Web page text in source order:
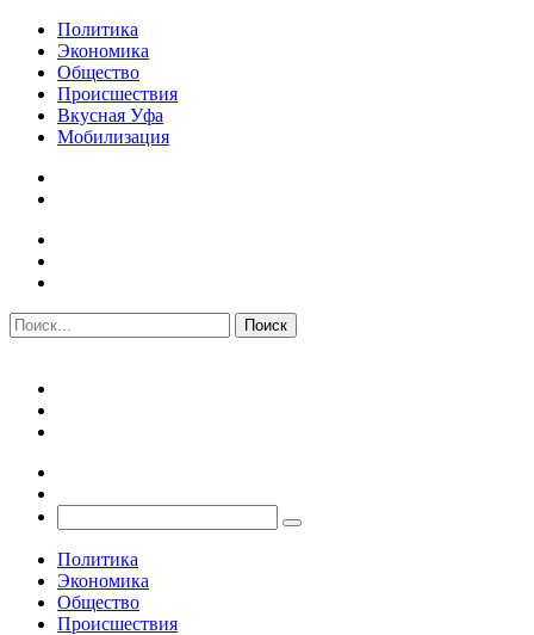
Политика
Экономика
Общество
Происшествия
Вкусная Уфа
Мобилизация
Политика
Экономика
Общество
Происшествия